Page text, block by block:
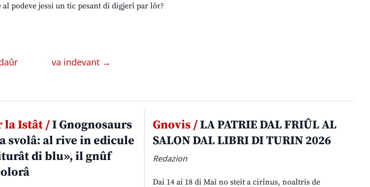
podeve jessi un tic pesant di digjerî par lôr?
va indevant →
la Istât /I Gnognosaurs
svolâ: al rive in edicule
di blu», il gnûf
Gnovis /LA PATRIE DAL FRIÛL AL
SALON DAL LIBRI DI TURIN 2026
Redazion
Dai 14 ai 18 di Mai no steit a cirînus, noaltris de